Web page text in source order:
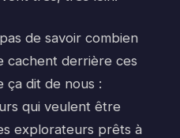
de savoir combien
cachent derrière ces
ça dit de nous :
qui veulent être
explorateurs prêts à